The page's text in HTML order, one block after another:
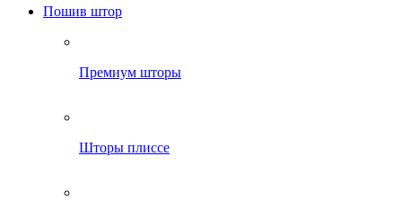
Пошив штор
Премиум шторы
Шторы плиссе